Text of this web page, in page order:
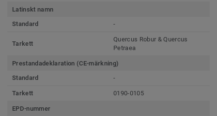
Latinskt namn
Standard
-
Tarkett
Quercus Robur & Quercus
Petraea
Prestandadeklaration (CE-märkning)
Standard
-
Tarkett 0190-0105
EPD-nummer